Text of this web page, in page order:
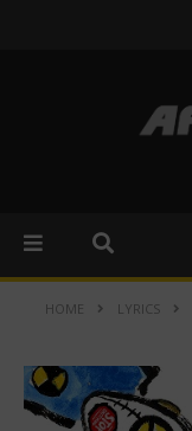
HOME LYRICS